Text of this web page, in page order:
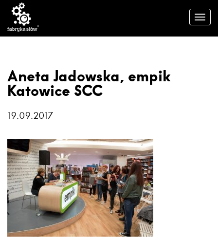
Aneta Jadowska, empik
Katowice SCC
19.09.2017